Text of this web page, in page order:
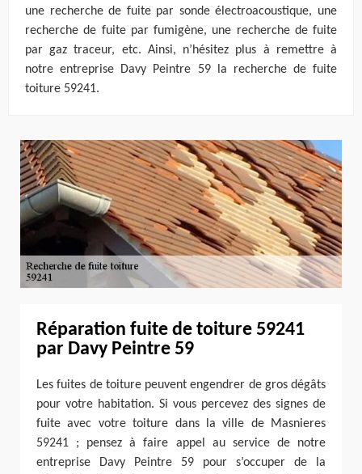
une recherche de fuite par sonde électroacoustique, une
recherche de fuite par fumigène, une recherche de fuite
par gaz traceur, etc. Ainsi, n’hésitez plus à remettre à
notre entreprise Davy Peintre 59 la recherche de fuite
toiture 59241.
Réparation fuite de toiture 59241
par Davy Peintre 59
Les fuites de toiture peuvent engendrer de gros dégâts
pour votre habitation. Si vous percevez des signes de
fuite avec votre toiture dans la ville de Masnieres
59241 ; pensez à faire appel au service de notre
entreprise Davy Peintre 59 pour s’occuper de la